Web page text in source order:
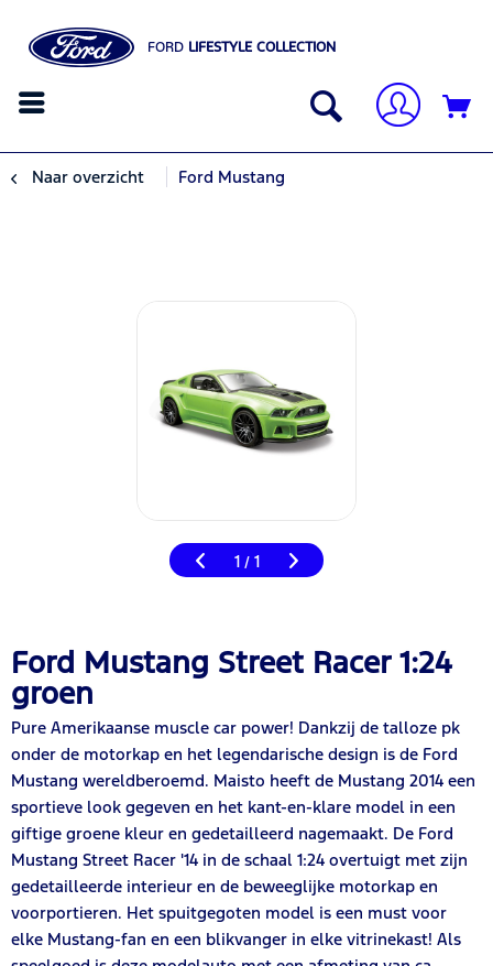
FORD LIFESTYLE COLLECTION
Naar overzicht Ford Mustang
1 / 1
Ford Mustang Street Racer 1:24
groen
Pure Amerikaanse muscle car power! Dankzij de talloze pk
onder de motorkap en het legendarische design is de Ford
Mustang wereldberoemd. Maisto heeft de Mustang 2014 een
sportieve look gegeven en het kant-en-klare model in een
giftige groene kleur en gedetailleerd nagemaakt. De Ford
Mustang Street Racer '14 in de schaal 1:24 overtuigt met zijn
gedetailleerde interieur en de beweeglijke motorkap en
voorportieren. Het spuitgegoten model is een must voor
elke Mustang-fan en een blikvanger in elke vitrinekast! Als